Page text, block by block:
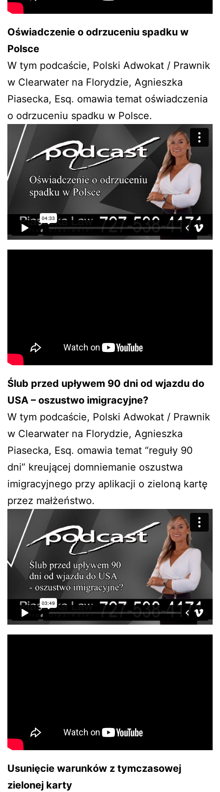
Oświadczenie o odrzuceniu spadku w
Polsce
W tym podcaście, Polski Adwokat / Prawnik
w Clearwater na Florydzie, Agnieszka
Piasecka, Esq. omawia temat oświadczenia
o odrzuceniu spadku w Polsce.
Ślub przed upływem 90 dni od wjazdu do
USA – oszustwo imigracyjne?
W tym podcaście, Polski Adwokat / Prawnik
w Clearwater na Florydzie, Agnieszka
Piasecka, Esq. omawia temat “reguły 90
dni” kreującej domniemanie oszustwa
imigracyjnego przy aplikacji o zieloną kartę
przez małżeństwo.
Usunięcie warunków z tymczasowej
zielonej karty